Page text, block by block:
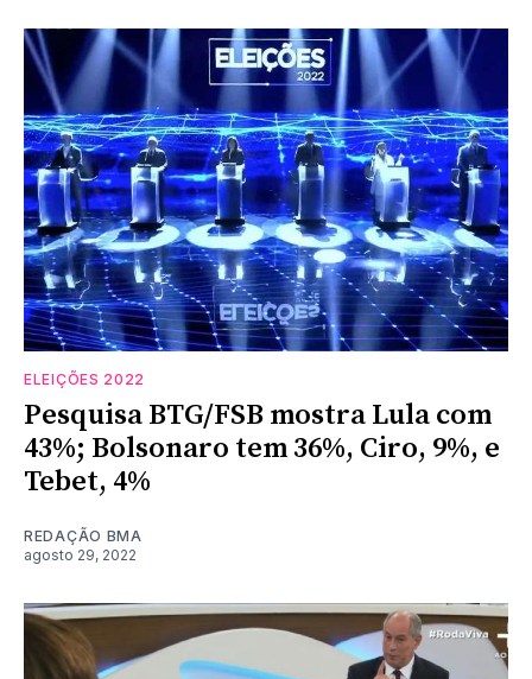
ELEIÇÕES 2022
Pesquisa BTG/FSB mostra Lula com
43%; Bolsonaro tem 36%, Ciro, 9%, e
Tebet, 4%
REDAÇÃO BMA
agosto 29, 2022